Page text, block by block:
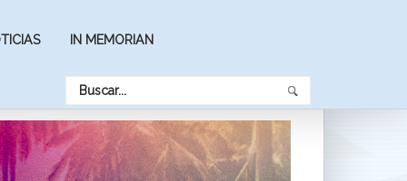
IN MEMORIAN